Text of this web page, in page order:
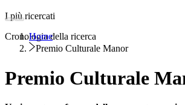
I più ricercati
Cronologia della ricerca
Home
Premio Culturale Manor
Premio Culturale